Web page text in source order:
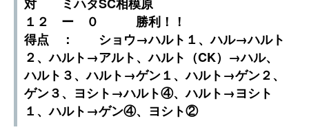
１２ ー ０ 勝利！！
得点 ： ショウ→ハルト１、ハル→ハルト
２、ハルト→アルト、ハルト（CK）→ハル、
ハルト３、ハルト→ゲン１、ハルト→ゲン２、
ゲン３、ヨシト→ハルト④、ハルト→ヨシト
１、ハルト→ゲン④、ヨシト②